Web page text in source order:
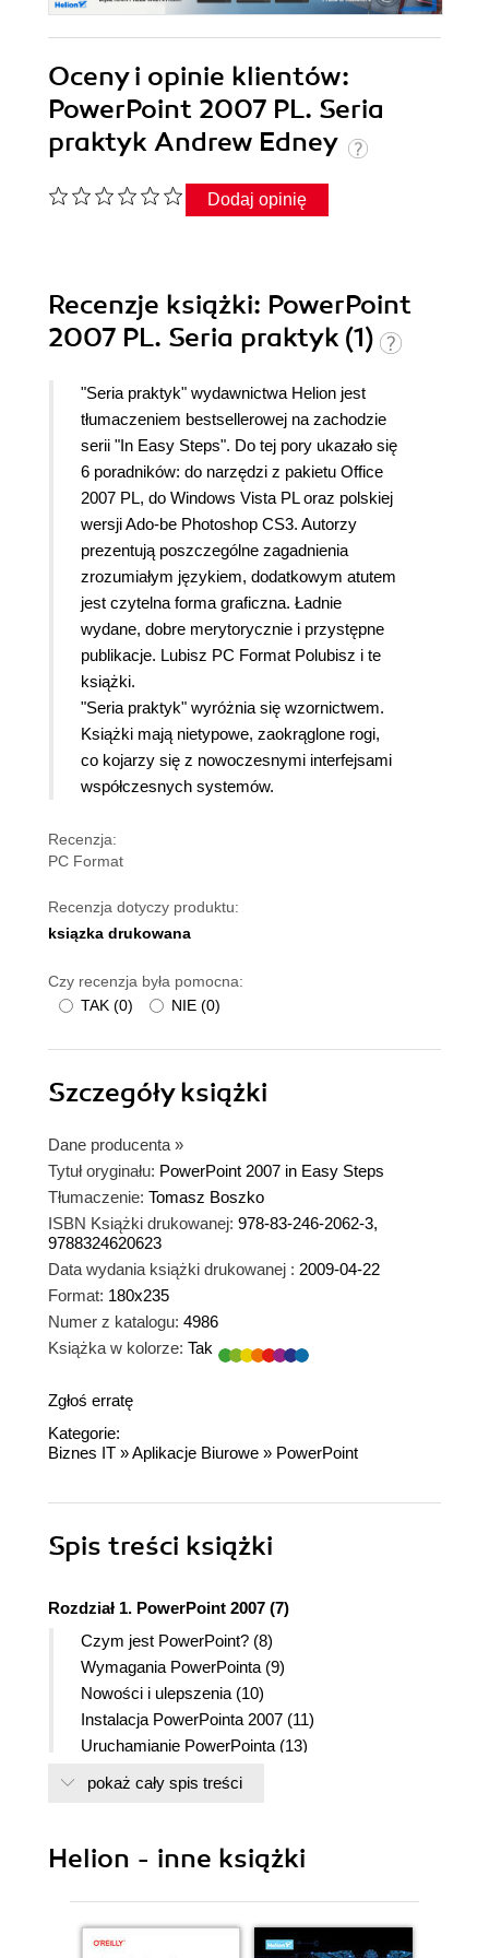
Oceny i opinie klientów:
PowerPoint 2007 PL. Seria
praktyk Andrew Edney
Dodaj opinię
Recenzje książki: PowerPoint
2007 PL. Seria praktyk (1)
"Seria praktyk" wydawnictwa Helion jest
tłumaczeniem bestsellerowej na zachodzie
serii "In Easy Steps". Do tej pory ukazało się
6 poradników: do narzędzi z pakietu Office
2007 PL, do Windows Vista PL oraz polskiej
wersji Ado-be Photoshop CS3. Autorzy
prezentują poszczególne zagadnienia
zrozumiałym językiem, dodatkowym atutem
jest czytelna forma graficzna. Ładnie
wydane, dobre merytorycznie i przystępne
publikacje. Lubisz PC Format Polubisz i te
książki.
"Seria praktyk" wyróżnia się wzornictwem.
Książki mają nietypowe, zaokrąglone rogi,
co kojarzy się z nowoczesnymi interfejsami
współczesnych systemów.
Recenzja:
PC Format
Recenzja dotyczy produktu:
ksiązka drukowana
Czy recenzja była pomocna:
TAK (0) NIE (0)
Szczegółyksiążki
Dane producenta »
Tytuł oryginału: PowerPoint 2007 in Easy Steps
Tłumaczenie: Tomasz Boszko
ISBN Książki drukowanej: 978-83-246-2062-3,
9788324620623
Data wydania książki drukowanej : 2009-04-22
Format: 180x235
Numer z katalogu: 4986
Książka w kolorze: Tak
Zgłoś erratę
Kategorie:
Biznes IT »Aplikacje Biurowe » PowerPoint
Spis treści książki
Rozdział 1. PowerPoint 2007 (7)
Czym jest PowerPoint? (8)
Wymagania PowerPointa (9)
Nowości i ulepszenia (10)
Instalacja PowerPointa 2007 (11)
Uruchamianie PowerPointa (13)
Poznajemy Wstążkę (14)
Pasek Szybki dostęp (18)
Pomoc oraz wykonywanie zadań (20)
Naprawianie PowerPointa oraz Office (22)
Office w sieci (24)
pokaż cały spis treści
Helion - inne książki